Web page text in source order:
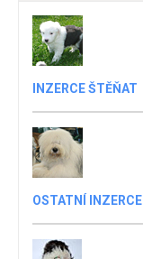
INZERCE ŠTĚŇAT
OSTATNÍ INZERCE